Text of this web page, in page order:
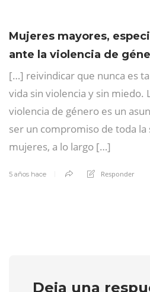
Mujeres mayores,
ante la violencia de
[…] reivindicar que nunca es
vida sin violencia y sin miedo.
violencia de género es un
ser un compromiso de toda la
mujeres, a lo largo […]
5 años hace Responder
Deja una